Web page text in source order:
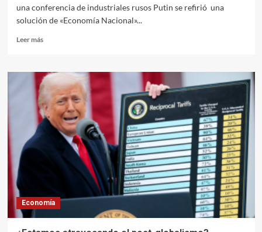
una conferencia de industriales rusos Putin se refirió una
solución de «Economía Nacional»...
Leer másLeer
Trump
en
un
orden
mundial
en
Economía